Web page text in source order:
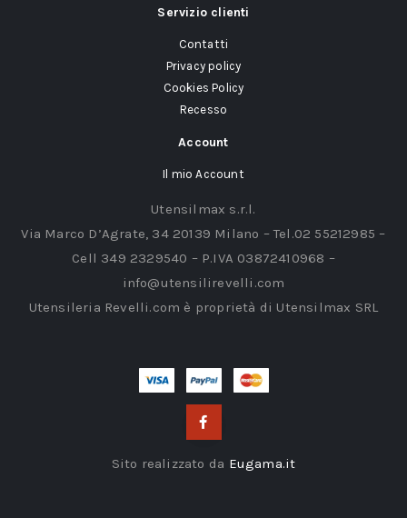
Servizio clienti
Contatti
Privacy policy
Cookies Policy
Recesso
Account
Il mio Account
Utensilmax s.r.l.
Via Marco D’Agrate, 34 20139 Milano – Tel.02 55212985 –
Cell 349 2329540 – P.IVA 03872410968 –
info@utensilirevelli.com
Utensileria Revelli.com è proprietà di Utensilmax SRL
Sito realizzato da Eugama.it